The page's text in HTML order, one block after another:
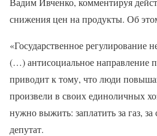
снижения цен на продукты. Об
«Государственное регулирование
(…) антисоциальное направление
приводит к тому, что люди
произвели в своих единоличных
нужно выжить: заплатить за газ,
депутат.